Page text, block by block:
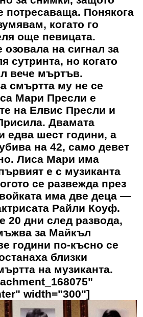
потресаваща. Понякога
когато го
още певицата.
озовала на сигнал за
сутринта, но когато
вече мъртъв.
смъртта му не се
Мари Пресли е
на Елвис Пресли и
Двамата
едва шест години, а
на 42, само девет
Лиса Мари има
е с музиканта
се развежда през
има две деца —
Райли Коуф.
20 дни след развода,
за Майкъл
години по-късно се
близки
на музиканта.
width="300"]